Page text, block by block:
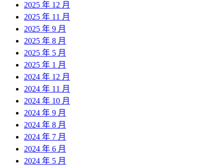
2025 年 12 月
2025 年 11 月
2025 年 9 月
2025 年 8 月
2025 年 5 月
2025 年 1 月
2024 年 12 月
2024 年 11 月
2024 年 10 月
2024 年 9 月
2024 年 8 月
2024 年 7 月
2024 年 6 月
2024 年 5 月